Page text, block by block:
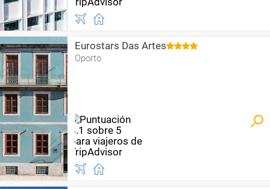
Eurostars Das Artes
Oporto